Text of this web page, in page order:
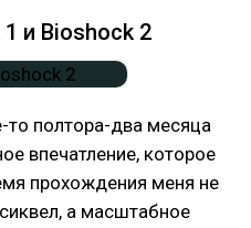
и Bioshock 2
то полтора-два месяца
впечатление, которое
прохождения меня не
а масштабное